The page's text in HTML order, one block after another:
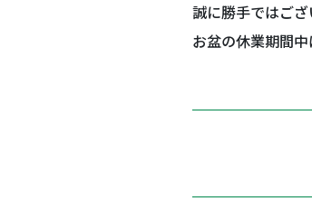
誠に勝手ではござ
お盆の休業期間中